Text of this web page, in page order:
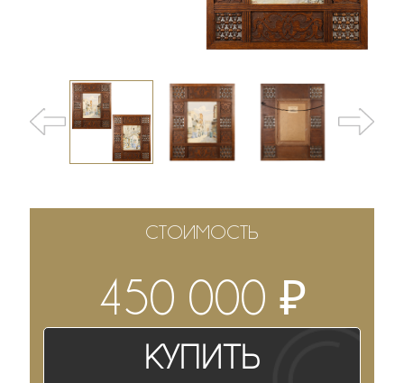
СТОИМОСТЬ
450 000 ₽
Купить